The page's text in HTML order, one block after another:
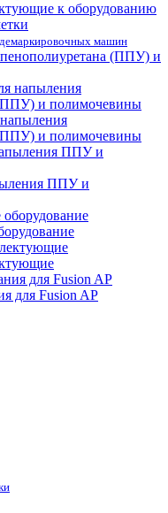
к оборудованию
машин
(ППУ) и
и полимочевины
ППУ и
для Fusion AP